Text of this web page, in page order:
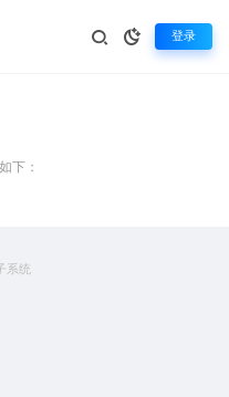
登录
下：
系统